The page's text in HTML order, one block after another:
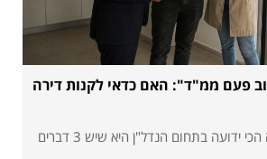
פעם ממ"ד": האם כדאי לקנות דירה
3' דק קריאה האמרה הכי ידועה בתחום הנדל"ן היא שיש 3 דברים